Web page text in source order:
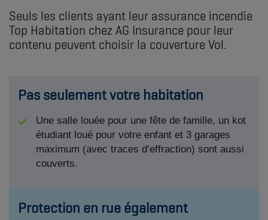
Seuls les clients ayant leur assurance incendie
Top Habitation chez AG Insurance pour leur
contenu peuvent choisir la couverture Vol.
Pas seulement votre habitation
Une salle louée pour une fête de famille, un kot
étudiant loué pour votre enfant et 3 garages
maximum (avec traces d’effraction) sont aussi
couverts.
Protection en rue également